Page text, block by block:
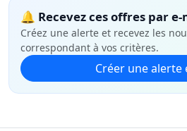
🔔 Recevez ces offres par e-
Créez une alerte et recevez les
correspondant à vos critères.
Créer une alerte